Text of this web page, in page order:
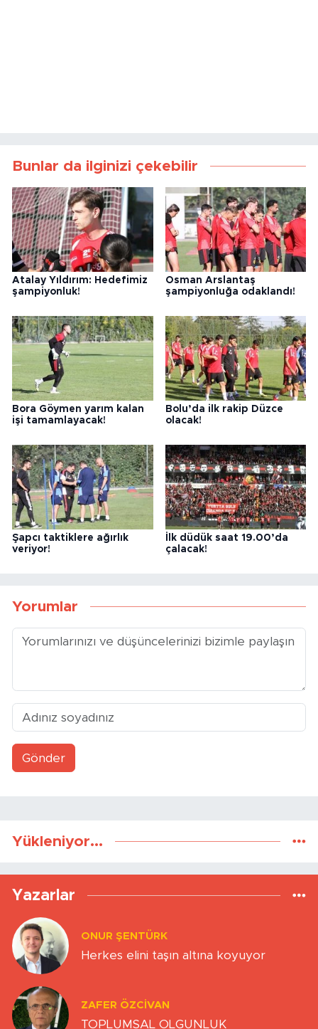
Bunlar da ilginizi çekebilir
Atalay Yıldırım: Hedefimiz
şampiyonluk!
Osman Arslantaş
şampiyonluğa odaklandı!
Bora Göymen yarım kalan
işi tamamlayacak!
Bolu’da ilk rakip Düzce
olacak!
Şapcı taktiklere ağırlık
veriyor!
İlk düdük saat 19.00’da
çalacak!
Yorumlar
Gönder
Yükleniyor...
Yazarlar
ONUR ŞENTÜRK
Herkes elini taşın altına koyuyor
ZAFER ÖZCIVAN
TOPLUMSAL OLGUNLUK